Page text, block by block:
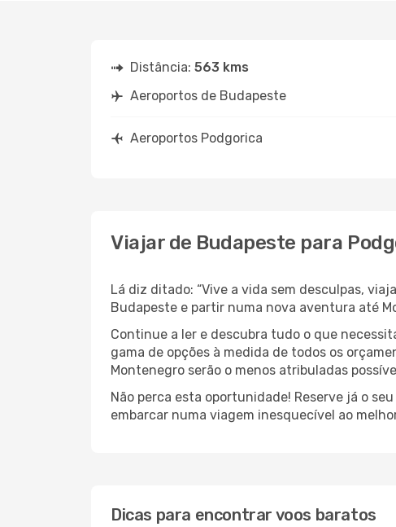
Distância: 563 kms
Aeroportos de Budapeste
Aeroportos Podgorica
Viajar de Budapeste para
Lá diz ditado: “Vive a vida sem desculpas,
Budapeste e partir numa nova aventura até
Continue a ler e descubra tudo o que
gama de opções à medida de todos os
Montenegro serão o menos atribuladas
Não perca esta oportunidade! Reserve já o
embarcar numa viagem inesquecível ao
Dicas para encontrar voos baratos